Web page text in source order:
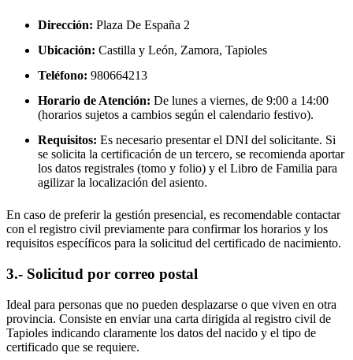
Dirección: Plaza De España 2
Ubicación: Castilla y León, Zamora, Tapioles
Teléfono: 980664213
Horario de Atención: De lunes a viernes, de 9:00 a 14:00
(horarios sujetos a cambios según el calendario festivo).
Requisitos: Es necesario presentar el DNI del solicitante. Si
se solicita la certificación de un tercero, se recomienda aportar
los datos registrales (tomo y folio) y el Libro de Familia para
agilizar la localización del asiento.
En caso de preferir la gestión presencial, es recomendable contactar
con el registro civil previamente para confirmar los horarios y los
requisitos específicos para la solicitud del certificado de nacimiento.
3.- Solicitud por correo postal
Ideal para personas que no pueden desplazarse o que viven en otra
provincia. Consiste en enviar una carta dirigida al registro civil de
Tapioles indicando claramente los datos del nacido y el tipo de
certificado que se requiere.